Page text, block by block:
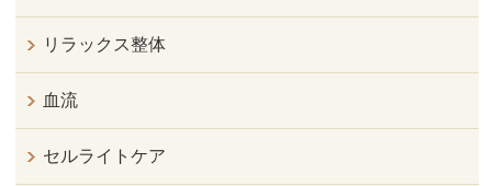
リラックス整体
血流
セルライトケア